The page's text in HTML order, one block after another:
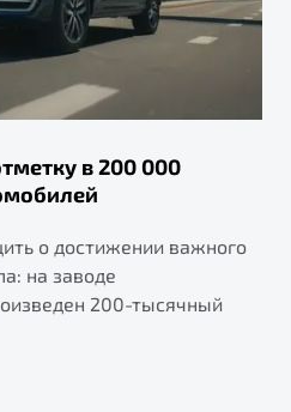
в 200 000
о достижении важного
на заводе
200-тысячный